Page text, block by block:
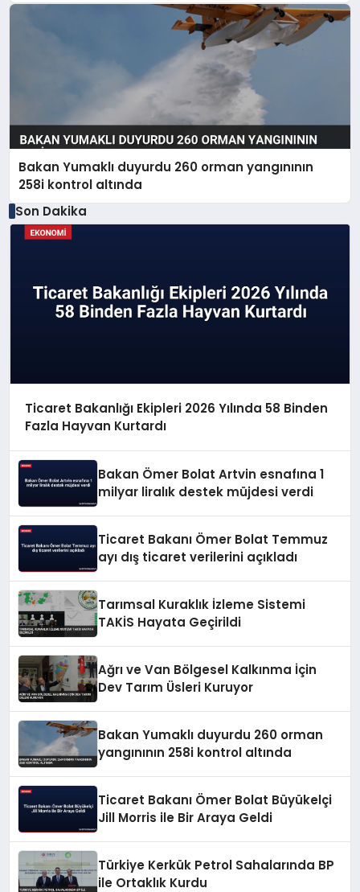
Bakan Yumaklı duyurdu 260 orman yangınının
258i kontrol altında
Son Dakika
Ticaret Bakanlığı Ekipleri 2026 Yılında 58 Binden
Fazla Hayvan Kurtardı
Bakan Ömer Bolat Artvin esnafına 1
milyar liralık destek müjdesi verdi
Ticaret Bakanı Ömer Bolat Temmuz
ayı dış ticaret verilerini açıkladı
Tarımsal Kuraklık İzleme Sistemi
TAKİS Hayata Geçirildi
Ağrı ve Van Bölgesel Kalkınma İçin
Dev Tarım Üsleri Kuruyor
Bakan Yumaklı duyurdu 260 orman
yangınının 258i kontrol altında
Ticaret Bakanı Ömer Bolat Büyükelçi
Jill Morris ile Bir Araya Geldi
Türkiye Kerkük Petrol Sahalarında BP
ile Ortaklık Kurdu